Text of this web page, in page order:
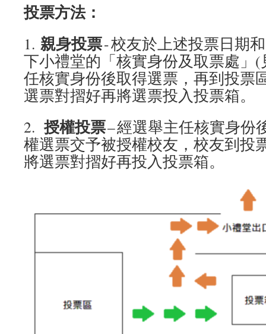
投票方法：
1. 親身投票- 校友於上述投票日期
下小禮堂的「核實身份及取票處」
任核實身份後取得選票，再到投票
選票對摺好再將選票投入投票箱。
2. 授權投票– 經選舉主任核實身份
權選票交予被授權校友，校友到投
將選票對摺好再投入投票箱。